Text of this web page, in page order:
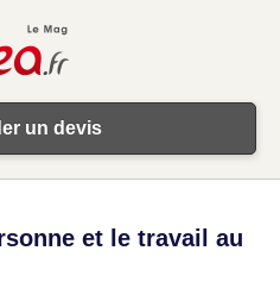
un devis
et le travail au